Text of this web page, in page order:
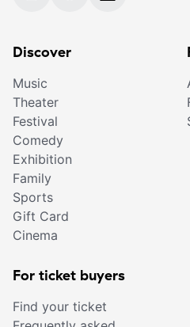
Discover
Music
Theater
Festival
Comedy
Exhibition
Family
Sports
Gift Card
Cinema
For ticket buyers
Find your ticket